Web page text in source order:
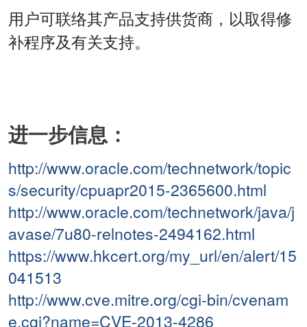
用户可联络其产品支持供货商，以取得修
补程序及有关支持。
进一步信息：
http://www.oracle.com/technetwork/topic
s/security/cpuapr2015-2365600.html
http://www.oracle.com/technetwork/java/j
avase/7u80-relnotes-2494162.html
https://www.hkcert.org/my_url/en/alert/15
041513
http://www.cve.mitre.org/cgi-bin/cvenam
e.cgi?name=CVE-2013-4286